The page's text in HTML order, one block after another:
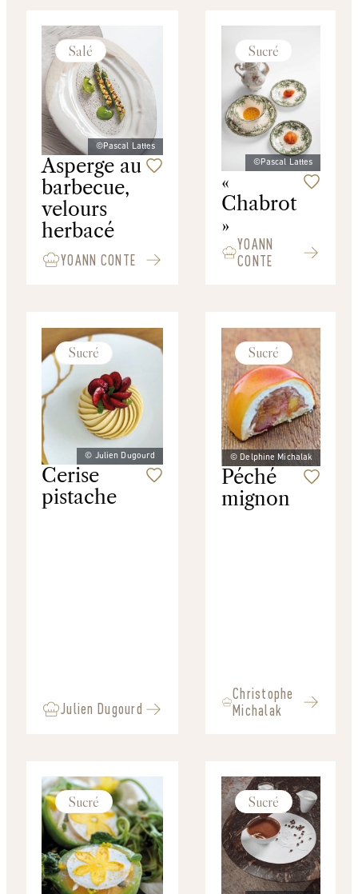
©Pascal Lattes
Salé
Asperge au
barbecue,
velours
herbacé
YOANN CONTE
©Pascal Lattes
Sucré
«
Chabrot
»
YOANN
CONTE
© Julien Dugourd
Sucré
Cerise
pistache
Julien Dugourd
© Delphine Michalak
Sucré
Péché
mignon
Christophe
Michalak
Sucré Sucré